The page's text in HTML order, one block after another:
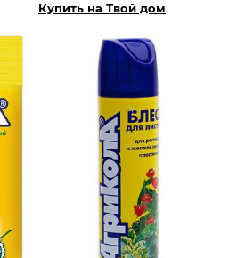
Купить на Твой дом